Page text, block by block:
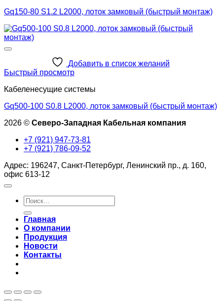
Gq150-80 S1.2 L2000, лоток замковый (быстрый монтаж)
Добавить в список желаний
Быстрый просмотр
Кабеленесущие системы
Gq500-100 S0.8 L2000, лоток замковый (быстрый монтаж)
2026 © Северо-Западная Кабельная компания
+7 (921) 947-73-81
+7 (921) 786-09-52
Адрес: 196247, Санкт-Петербург, Ленинский пр., д. 160,
офис 613-12
Искать:
Главная
О компании
Продукция
Новости
Контакты